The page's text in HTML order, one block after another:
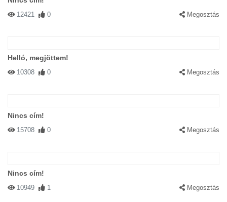
12421 0 Megosztás
Helló, megjöttem!
10308 0 Megosztás
Nincs cím!
15708 0 Megosztás
Nincs cím!
10949 1 Megosztás